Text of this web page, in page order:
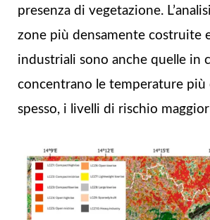
presenza di vegetazione.
zone più densamente costruite
industriali sono anche quelle in
concentrano le temperature più
spesso, i livelli di rischio